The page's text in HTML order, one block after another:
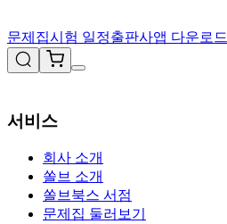
문제집시험 일정출판사앱 다운로드
서비스
회사 소개
쏠브 소개
쏠브북스 서점
문제집 둘러보기